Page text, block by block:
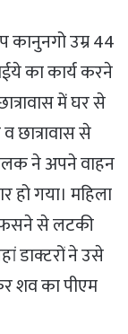
कानुनगो उम्र 44
का कार्य करने
में घर से
छात्रावास से
ने अपने वाहन
हो गया। महिला
फसने से लटकी
डाक्टरों ने उसे
शव का पीएम